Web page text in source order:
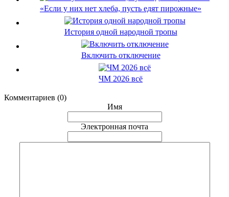
«Если у них нет хлеба, пусть едят пирожные»
История одной народной тропы
Включить отключение
ЧМ 2026 всё
Комментариев (0)
Имя
Электронная почта